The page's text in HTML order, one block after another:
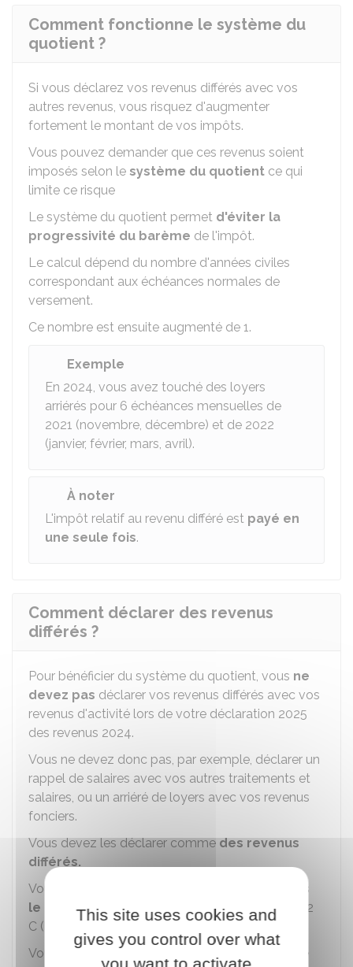
Comment fonctionne le système du
quotient ?
Si vous déclarez vos revenus différés avec vos
autres revenus, vous risquez d'augmenter
fortement le montant de vos impôts.
Vous pouvez demander que ces revenus soient
imposés selon le système du quotient ce qui
limite ce risque
Le système du quotient permet d'éviter la
progressivité du barème de l'impôt.
Le calcul dépend du nombre d'années civiles
correspondant aux échéances normales de
versement.
Ce nombre est ensuite augmenté de 1.
Exemple
En 2024, vous avez touché des loyers
arriérés pour 6 échéances mensuelles de
2021 (novembre, décembre) et de 2022
(janvier, février, mars, avril).
À noter
L'impôt relatif au revenu différé est payé en
une seule fois.
Comment déclarer des revenus
différés ?
Pour bénéficier du système du quotient, vous ne
devez pas déclarer vos revenus différés avec vos
revenus d'activité lors de votre déclaration 2025
des revenus 2024.
Vous ne devez donc pas, par exemple, déclarer un
rappel de salaires avec vos autres traitements et
salaires, ou un arriéré de loyers avec vos revenus
fonciers.
Vous devez les déclarer commedes revenus
différés.
Vous devez inscrire le total de ces revenus
dans
le cadre prévupage 3 de la déclaration n° 2042
C (ligne 0XX).
Vous devez
détailler le montant et la nature
This site uses cookies and
gives you control over what
you want to activate